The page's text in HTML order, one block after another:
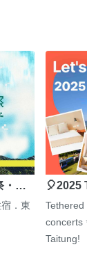
・…
．東
concerts
Taitung!